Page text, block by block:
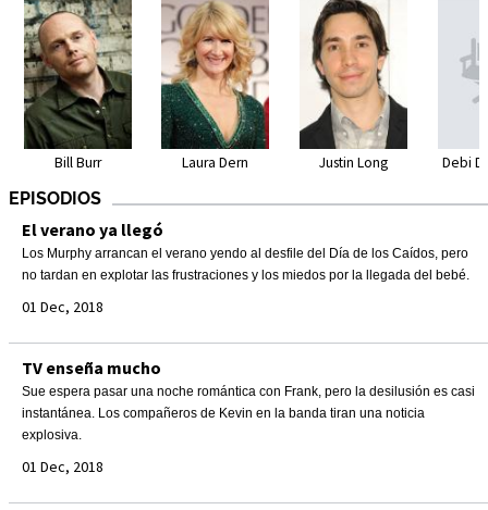
Bill Burr Laura Dern Justin Long Debi
EPISODIOS
El verano ya llegó
Los Murphy arrancan el verano yendo al desfile del Día de los Caídos, pero
no tardan en explotar las frustraciones y los miedos por la llegada del bebé.
01 Dec, 2018
TV enseña mucho
Sue espera pasar una noche romántica con Frank, pero la desilusión es casi
instantánea. Los compañeros de Kevin en la banda tiran una noticia
explosiva.
01 Dec, 2018